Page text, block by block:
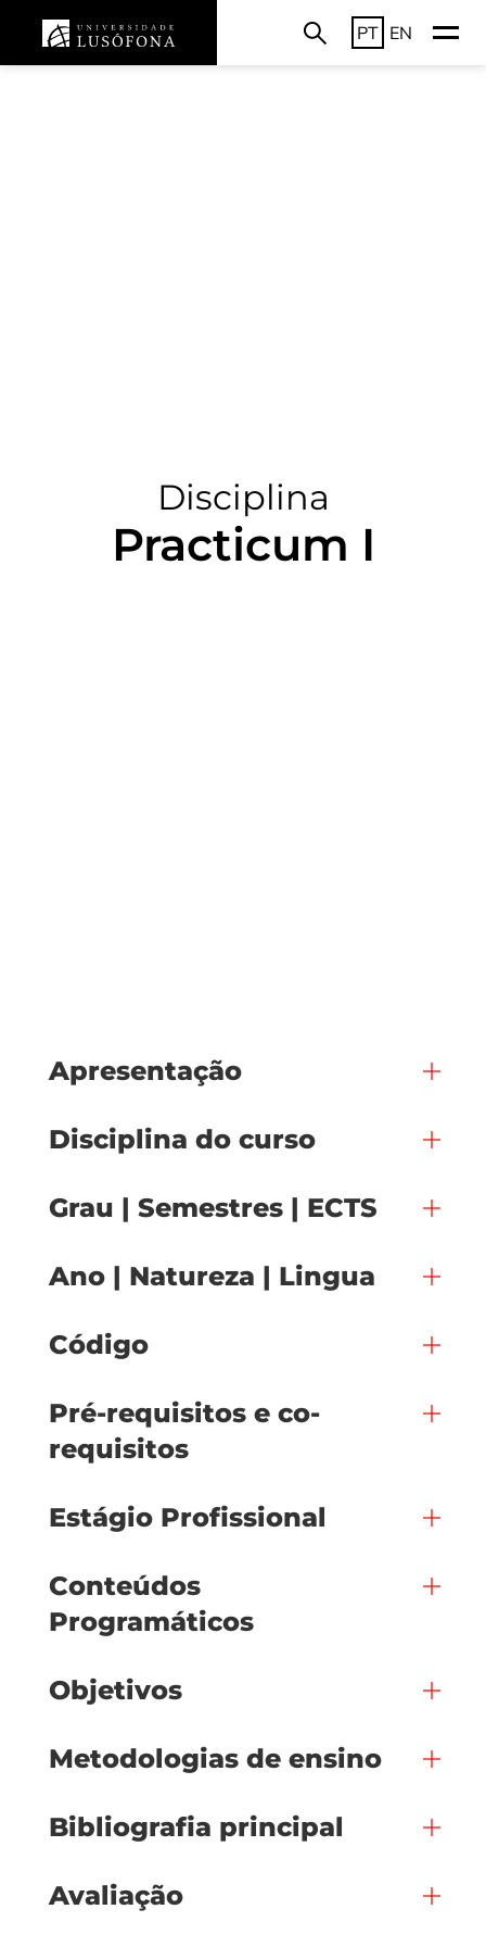
PT EN
Disciplina
Practicum I
Apresentação
Disciplina do curso
Grau | Semestres | ECTS
Ano | Natureza | Lingua
Código
Pré-requisitos e co-
requisitos
Estágio Profissional
Conteúdos
Programáticos
Objetivos
Metodologias de ensino
Bibliografia principal
Avaliação